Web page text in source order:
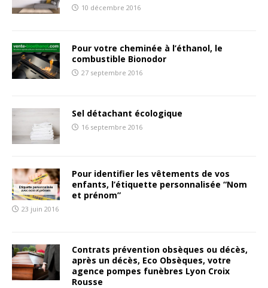
10 décembre 2016
Pour votre cheminée à l’éthanol, le
combustible Bionodor
27 septembre 2016
Sel détachant écologique
16 septembre 2016
Pour identifier les vêtements de vos
enfants, l’étiquette personnalisée “Nom
et prénom”
23 juin 2016
Contrats prévention obsèques ou décès,
après un décès, Eco Obsèques, votre
agence pompes funèbres Lyon Croix
Rousse